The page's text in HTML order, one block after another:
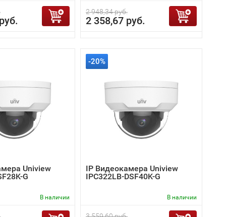
2 948,34 руб.
2 358,67 руб.
Uniview
G
В наличии
-20%
IP Видеокамера Uniview
IPC322LB-DSF40K-G
В наличии